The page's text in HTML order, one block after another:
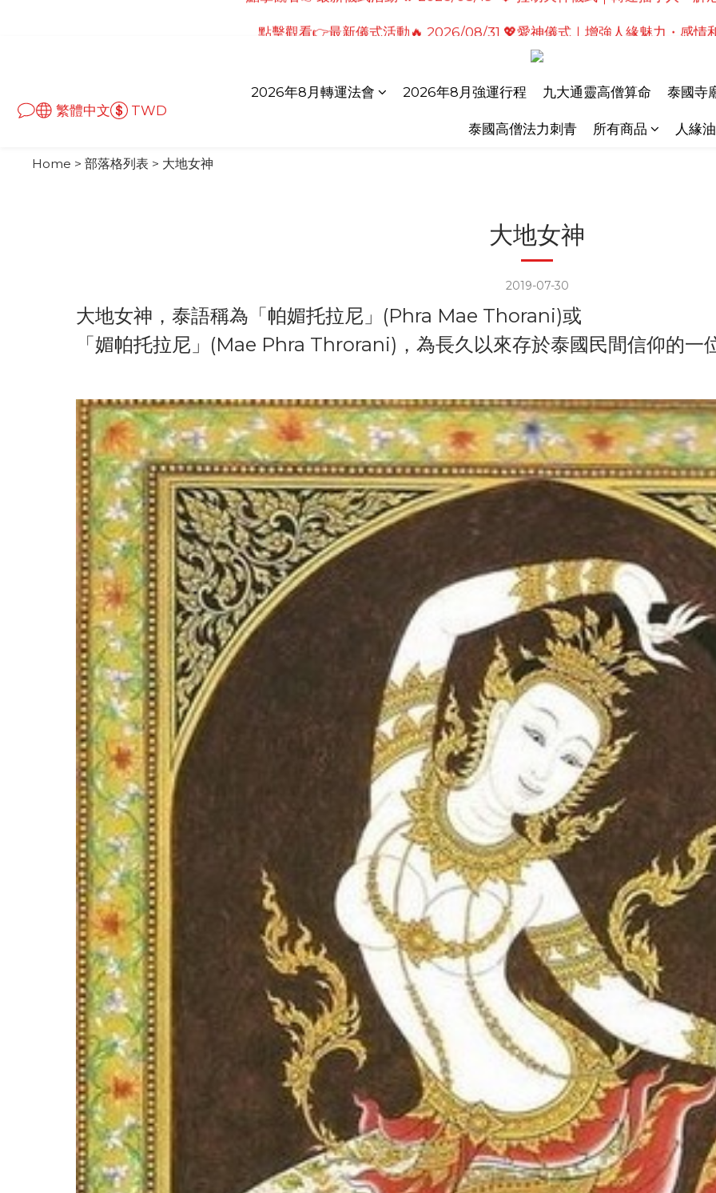
點擊觀看👉最新儀式活動🔥2026/08/19 💗2026七夕情定善緣桃花燈｜泰國
繁體中文 TWD
2026年8月轉運法會 2026年8月強運行程 九大通靈高僧算命 泰國寺
泰國高僧法力刺青 所有商品 人緣油
Home > 部落格列表 > 大地女神
大地女神
2019-07-30
大地女神，泰語稱為「帕媚托拉尼」(Phra Mae Thorani)或
「媚帕托拉尼」(Mae Phra Throrani)，為長久以來存於泰國民間信仰的一